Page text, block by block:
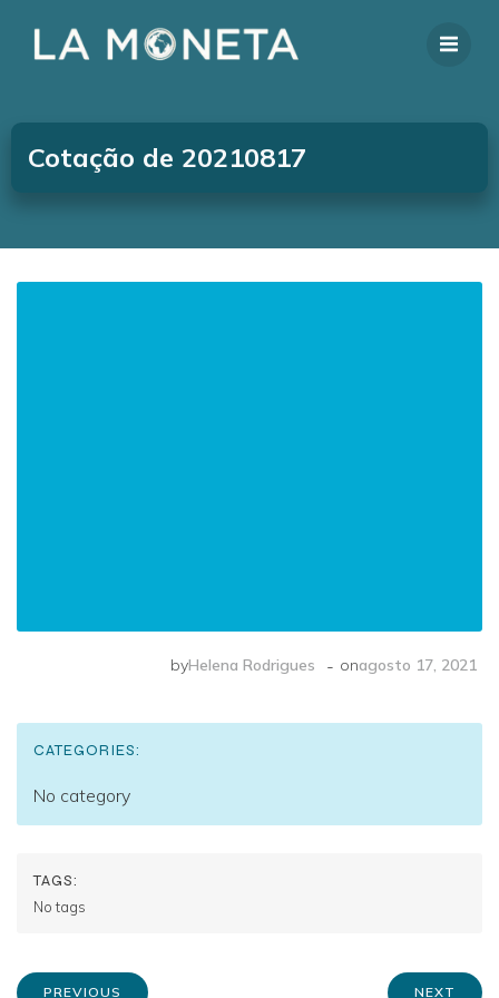
Cotação de 20210817
byHelena Rodrigues - onagosto 17, 2021
CATEGORIES:
No category
TAGS:
No tags
PREVIOUS NEXT